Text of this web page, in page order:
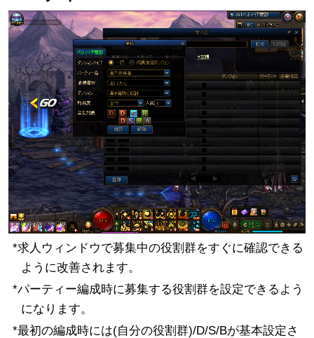
*求人ウィンドウで募集中の役割群をすぐに確認できる
ように改善されます。
*パーティー編成時に募集する役割群を設定できるよう
になります。
*最初の編成時には(自分の役割群)/D/S/Bが基本設定さ